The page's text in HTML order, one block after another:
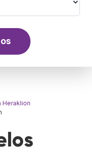
Heraklion